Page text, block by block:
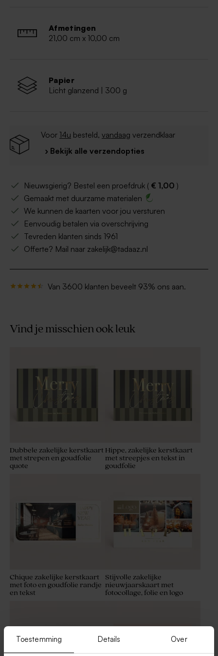
Toestemming Details Over
Afmetingen
21,00 cm x 10,00 cm
Papier
Licht glanzend | 300 g
Voor 14u besteld, vandaag verzendklaar
› Bekijk alle verzendopties
Nieuwsgierig? Bestel een proefdruk ( € 1,00 )
Gemaakt met duurzame materialen
We kunnen de kaarten voor jou versturen
Eenvoudig betalen via overschrijving
Tevreden klanten sinds 1961
Offerte? Mail naar zakelijk@tadaaz.nl
Van 3600 klanten beveelt 93% ons aan.
Vind je misschien ook leuk
Dubbele zakelijke kerstkaart
met strepen en goudfolie
quote
Hippe, zakelijke kerstkaart
met streepjes en tekst in
goudfolie
Chique zakelijke kerstkaart
met foto en goudfolie randje
en tekst
Stijvolle zakelijke
nieuwjaarskaart met
fotocollage, folie en logo